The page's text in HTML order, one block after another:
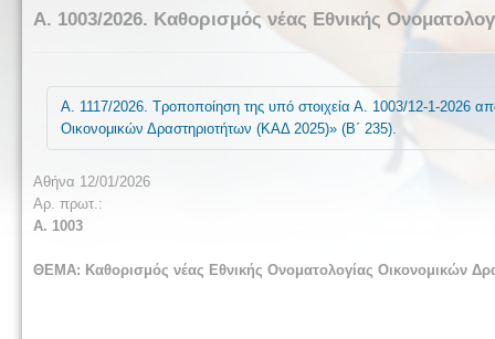
Α. 1003/2026. Καθορισμός νέας Εθνικής
Α. 1117/2026. Τροποποίηση της υπό στοιχεία Α. 1003/12-1-2026
Οικονομικών Δραστηριοτήτων (ΚΑΔ 2025)» (Β΄ 235).
Αθήνα 12/01/2026
Αρ. πρωτ.:
Α. 1003
ΘΕΜΑ: Καθορισμός νέας Εθνικής Ονοματολογίας Οικονομικών